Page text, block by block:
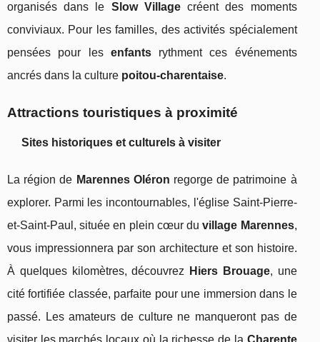
organisés dans le Slow Villagecréent des moments
conviviaux. Pour les familles, des activités spécialement
pensées pour les enfantsrythment ces événements
ancrés dans la culture poitou-charentaise.
Attractions touristiques à proximité
Sites historiques et culturels à visiter
La région de Marennes Oléron regorge de patrimoine à
explorer. Parmi les incontournables, l'église Saint-Pierre-
et-Saint-Paul, située en plein cœur duvillage Marennes,
vous impressionnera par son architecture et son histoire.
À quelques kilomètres, découvrez
Hiers Brouage, une
cité fortifiée classée, parfaite pour une immersion dans le
passé. Les amateurs de culture ne manqueront pas de